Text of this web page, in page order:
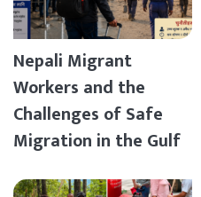
Nepali Migrant
Workers and the
Challenges of Safe
Migration in the Gulf